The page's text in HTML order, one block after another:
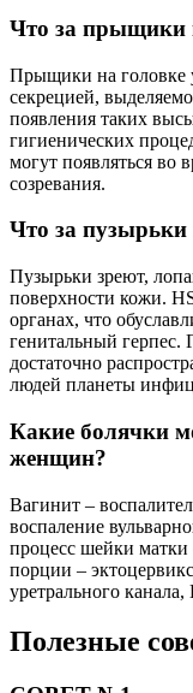
Что за прыщики
Прыщики на головке
секрецией,
появления таких
гигиенических
могут появляться во
созревания.
Что за пузырьки
Пузырьки зреют,
поверхности кожи.
органах, что
генитальный герпес.
достаточно
людей планеты
Какие болячки
женщин?
Вагинит –
воспаление
процесс шейки
порции –
уретрального
Полезные